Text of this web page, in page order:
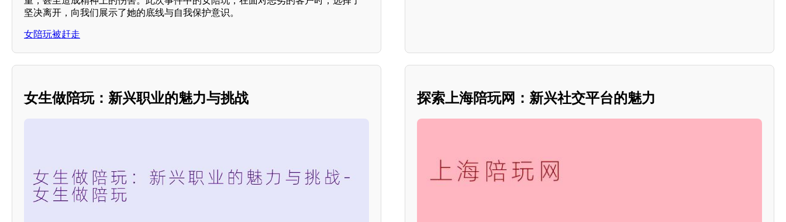
坚决离开，向我们展示了她的底线与自我保护意识。
女陪玩被赶走
女生做陪玩：新兴职业的魅力与挑战 探索上海陪玩网：新兴社交平台的魅力